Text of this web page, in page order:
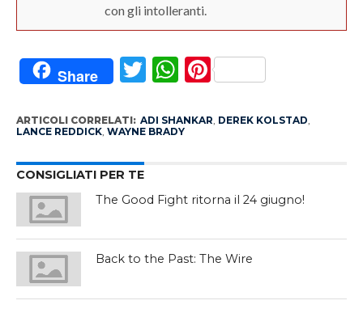
con gli intolleranti.
Share Twitter
WhatsApp
Pinterest
ARTICOLI CORRELATI: ADI SHANKAR, DEREK KOLSTAD,
LANCE REDDICK, WAYNE BRADY
CONSIGLIATI PER TE
The Good Fight ritorna il 24 giugno!
Back to the Past: The Wire